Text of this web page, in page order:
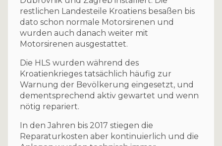
restlichen Landesteile Kroatiens besaßen bis
dato schon normale Motorsirenen und
wurden auch danach weiter mit
Motorsirenen ausgestattet.
Die HLS wurden während des
Kroatienkrieges tatsächlich häufig zur
Warnung der Bevölkerung eingesetzt, und
dementsprechend aktiv gewartet und wenn
nötig repariert.
In den Jahren bis 2017 stiegen die
Reparaturkosten aber kontinuierlich und die